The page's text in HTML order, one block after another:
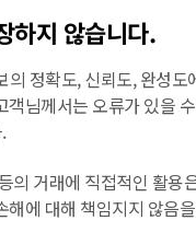
하지 않습니다.
정확도, 신뢰도, 완성
님께서는 오류가 있을
거래에 직접적인 활용
에 대해 책임지지 않음